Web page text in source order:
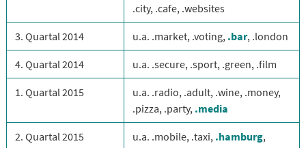
.city, .cafe, .websites
3. Quartal 2014 u.a. .market, .voting, .bar, .london
4. Quartal 2014 u.a. .secure, .sport, .green, .film
1. Quartal 2015
u.a. .radio, .adult, .wine, .money,
.pizza, .party, .media
2. Quartal 2015 u.a. .mobile, .taxi, .hamburg,